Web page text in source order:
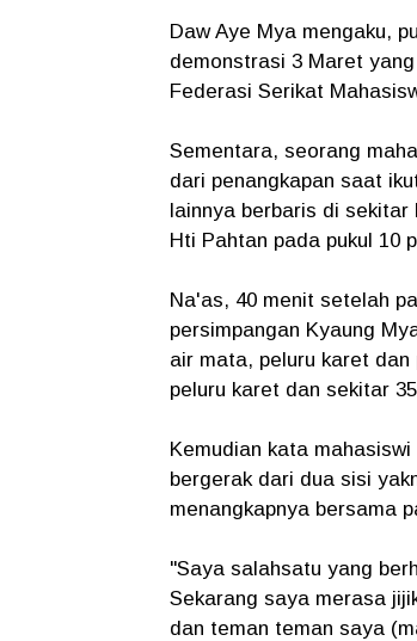
Daw Aye Mya mengaku,
demonstrasi 3 Maret
Federasi Serikat
Sementara, seorang
dari penangkapan saat
lainnya berbaris di
Hti Pahtan pada pukul 10
Na'as, 40 menit setelah
persimpangan Kyaung
air mata, peluru karet
peluru karet dan sekitar
Kemudian kata
bergerak dari dua sisi
menangkapnya bersama
"Saya salahsatu yang
Sekarang saya merasa
dan teman teman saya